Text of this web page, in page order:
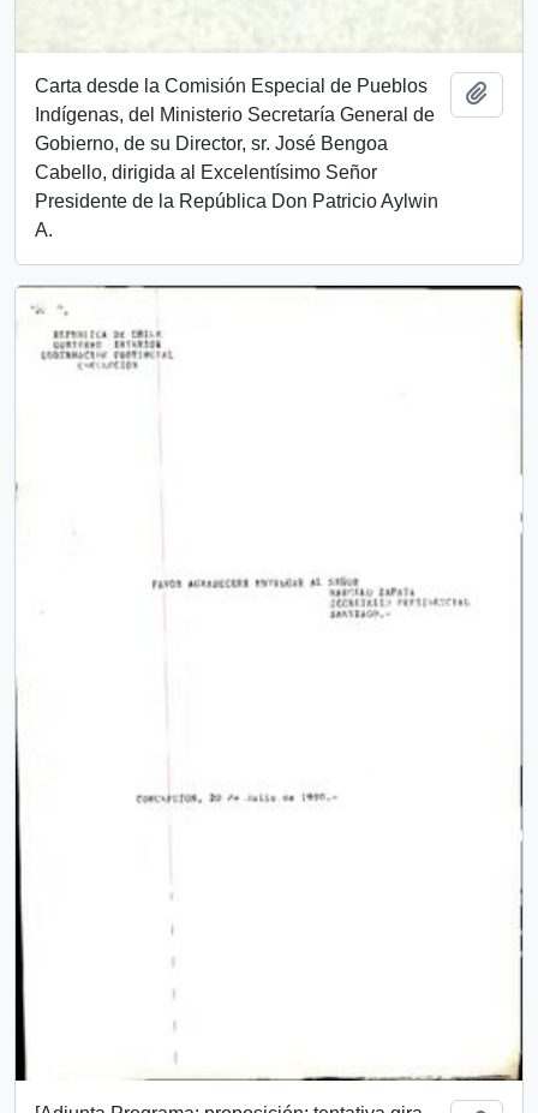
Carta desde la Comisión Especial de Pueblos
Indígenas, del Ministerio Secretaría General de
Gobierno, de su Director, sr. José Bengoa
Cabello, dirigida al Excelentísimo Señor
Presidente de la República Don Patricio Aylwin
A.